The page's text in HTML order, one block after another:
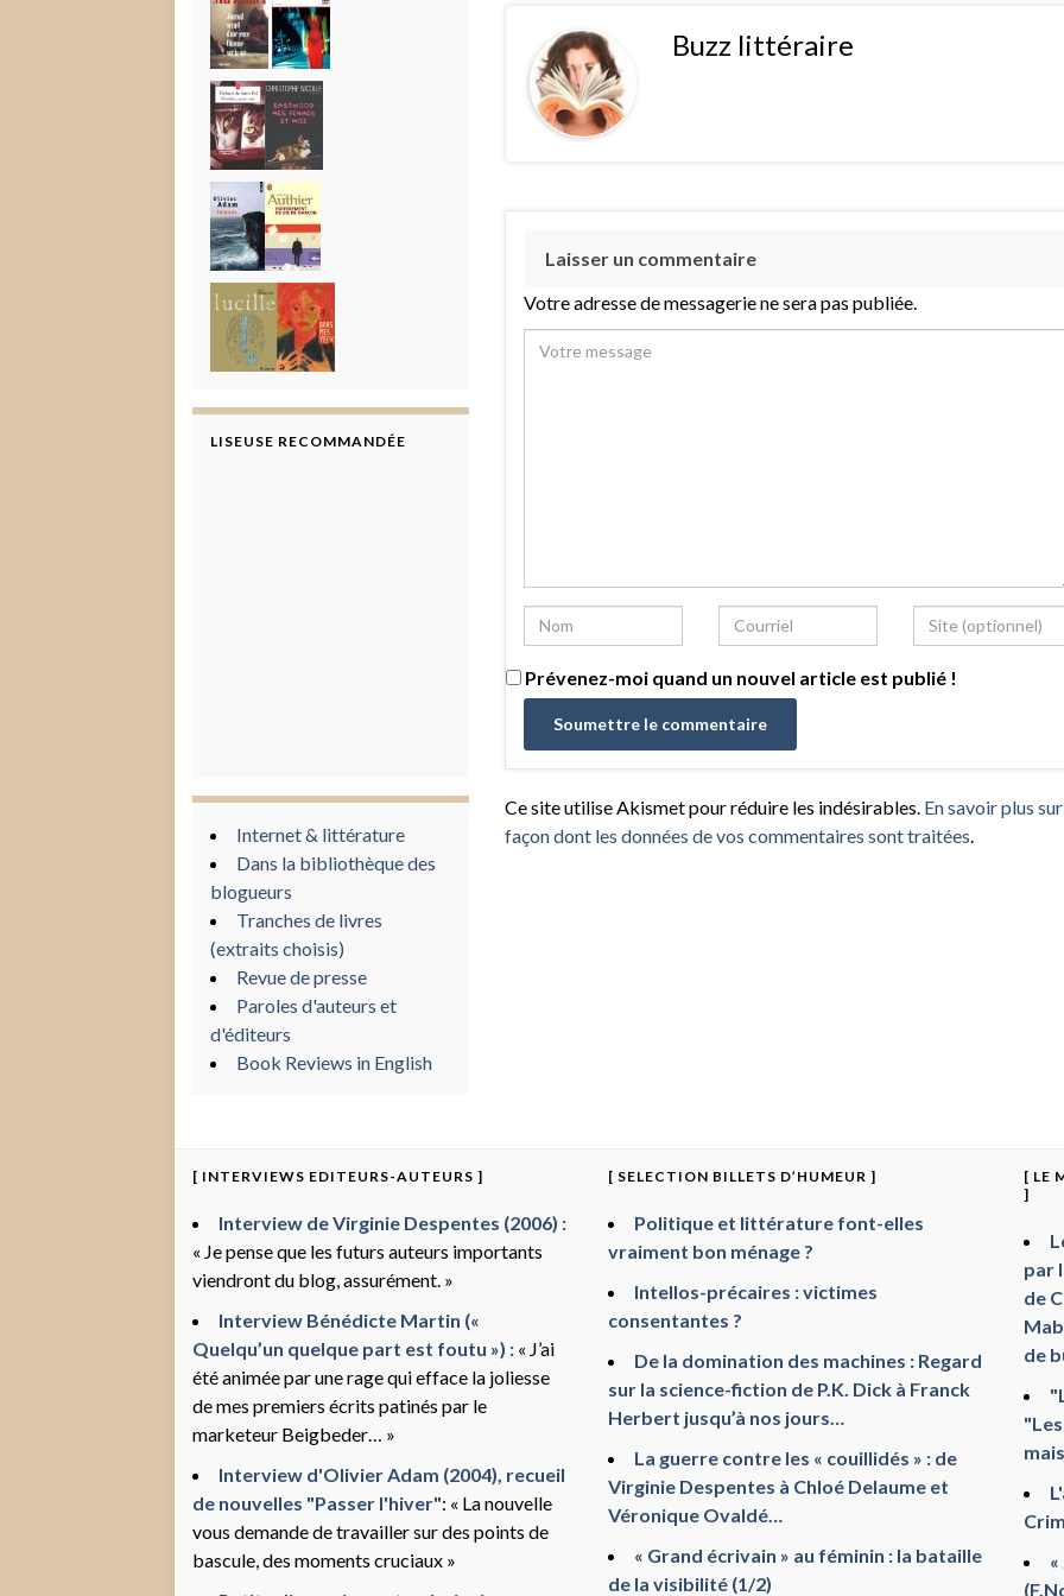
Buzz littéraire
Laisser un commentaire
Votre adresse de messagerie ne sera pas publiée.
Prévenez-moi quand un nouvel article est publié !
Ce site utilise Akismet pour réduire les indésirables. En savoir plus
façon dont les données de vos commentaires sont traitées
LISEUSE RECOMMANDÉE
Internet & littérature
Dans la bibliothèque des
blogueurs
Tranches de livres
(extraits choisis)
Revue de presse
Paroles d'auteurs et
d'éditeurs
Book Reviews in English
[ INTERVIEWS EDITEURS-AUTEURS ]
Interview de Virginie Despentes (2006) :
« Je pense que les futurs auteurs importants
viendront du blog, assurément. »
Interview Bénédicte Martin («
Quelqu’un quelque part est foutu ») : « J’ai
été animée par une rage qui efface la joliesse
de mes premiers écrits patinés par le
marketeur Beigbeder… »
Interview d'Olivier Adam (2004), recueil
de nouvelles "Passer l'hiver": « La nouvelle
vous demande de travailler sur des points de
bascule, des moments cruciaux »
[ SELECTION BILLETS D’HUMEUR ]
Politique et littérature font-elles
vraiment bon ménage ?
Intellos-précaires : victimes
consentantes ?
De la domination des machines : Regard
sur la science-fiction de P.K. Dick à Franck
Herbert jusqu’à nos jours…
La guerre contre les « couillidés » : de
Virginie Despentes à Chloé Delaume et
Véronique Ovaldé…
« Grand écrivain » au féminin : la bataille
de la visibilité (1/2)
[ LE
]
par
de
de